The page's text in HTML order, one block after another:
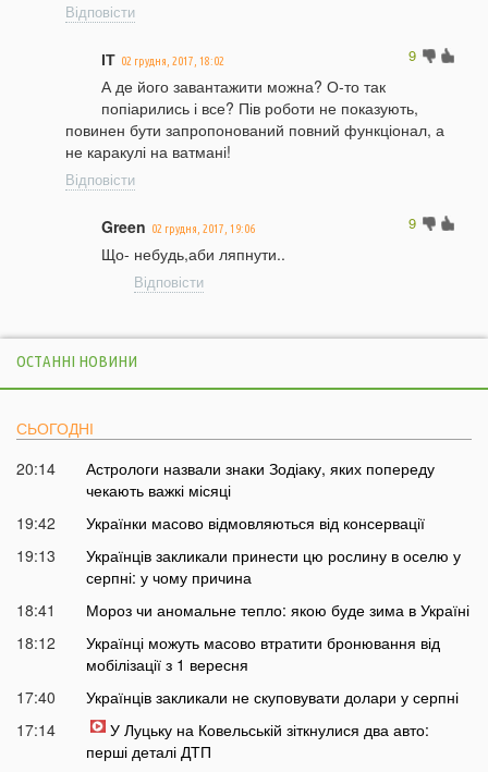
Відповісти
9
ІТ 02 грудня, 2017, 18:02
А де його завантажити можна? О-то так
попіарились і все? Пів роботи не показують,
повинен бути запропонований повний функціонал, а
не каракулі на ватмані!
Відповісти
9
Green 02 грудня, 2017, 19:06
Що- небудь,аби ляпнути..
Відповісти
ОСТАННІ НОВИНИ
СЬОГОДНІ
20:14
Астрологи назвали знаки Зодіаку, яких попереду
чекають важкі місяці
19:42
Українки масово відмовляються від консервації
19:13
Українців закликали принести цю рослину в оселю у
серпні: у чому причина
18:41
Мороз чи аномальне тепло: якою буде зима в Україні
18:12
Українці можуть масово втратити бронювання від
мобілізації з 1 вересня
17:40
Українців закликали не скуповувати долари у серпні
17:14
У Луцьку на Ковельській зіткнулися два авто:
перші деталі ДТП